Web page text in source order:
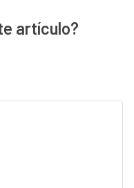
artículo?